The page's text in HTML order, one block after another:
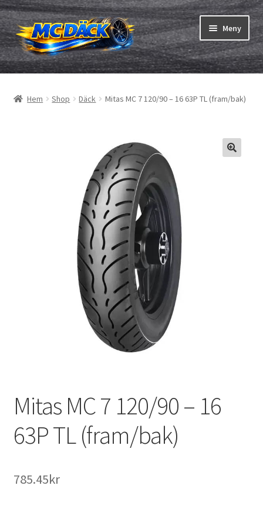
Hoppa
till
navigering
Hoppa
till
innehåll
Meny
Däck
Slangar & fälgband
Hem Shop Däck Mitas MC 7 120/90 – 16 63P TL (fram/bak)
Mitas MC 7 120/90 – 16
63P TL (fram/bak)
785.45kr